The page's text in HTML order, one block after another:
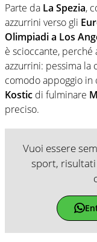
Parte da La Spezia,
azzurrini verso gli
Olimpiadi a Los
è scioccante, perché
azzurrini: pessima la
comodo appoggio in
Kostic di fulminare
preciso.
Vuoi essere
sport, risultati